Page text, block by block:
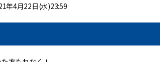
4月22日(水)23:59